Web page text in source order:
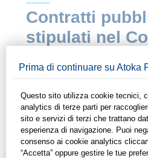
Contratti
stipulati nel
Ente pubblico
economico
In questa sezione del sito di
ad alcuni dei contratti presenti nella
all'interno del Comune di Portalbera
non economico. Grazie alle